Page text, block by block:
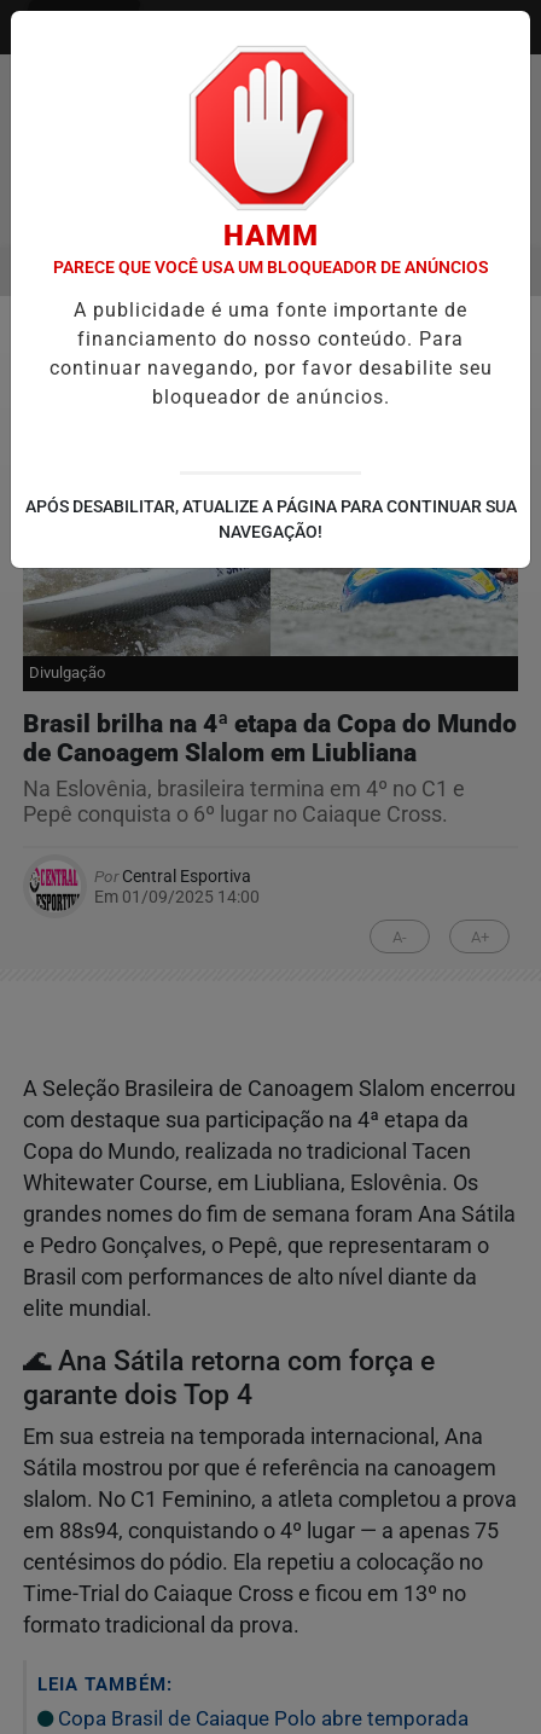
Pesquisar Notícia
ESTREIA NO CAMPEONATO PAULISTA MASCULINO DA
EM ALTA
MENU
Canoagem
Divulgação
Brasil brilha na 4ª etapa da Copa do Mundo
de Canoagem Slalom em Liubliana
Na Eslovênia, brasileira termina em 4º no C1 e
Pepê conquista o 6º lugar no Caiaque Cross.
PorCentral Esportiva
Em 01/09/2025 14:00
A- A+
A Seleção Brasileira de Canoagem Slalom encerrou
com destaque sua participação na 4ª etapa da
Copa do Mundo, realizada no tradicional Tacen
Whitewater Course, em Liubliana, Eslovênia. Os
grandes nomes do fim de semana foram Ana Sátila
e Pedro Gonçalves, o Pepê, que representaram o
Brasil com performances de alto nível diante da
elite mundial.
🌊 Ana Sátila retorna com força e
garante dois Top 4
Em sua estreia na temporada internacional, Ana
Sátila mostrou por que é referência na canoagem
slalom. No C1 Feminino, a atleta completou a prova
em 88s94, conquistando o 4º lugar — a apenas 75
centésimos do pódio. Ela repetiu a colocação no
Time-Trial do Caiaque Cross e ficou em 13º no
formato tradicional da prova.
LEIA TAMBÉM:
Copa Brasil de Caiaque Polo abre temporada
HAMM
PARECE QUE VOCÊ USA UM BLOQUEADOR DE ANÚNCIOS
A publicidade é uma fonte importante de
financiamento do nosso conteúdo. Para
continuar navegando, por favor desabilite seu
bloqueador de anúncios.
APÓS DESABILITAR, ATUALIZE A PÁGINA PARA CONTINUAR SUA
NAVEGAÇÃO!